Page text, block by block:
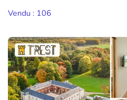
Vendu : 106